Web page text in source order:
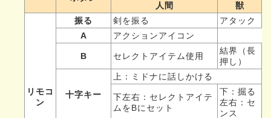
人間
獣
リモコ
ン
振る 剣を振る
アタック
A
アクションアイコン
B セレクトアイテム使用
結界（長
押し）
十字キー
上：ミドナに話しかける
下左右：セレクトアイテ
ムをBにセット
下：掘る
左右：セ
ンス